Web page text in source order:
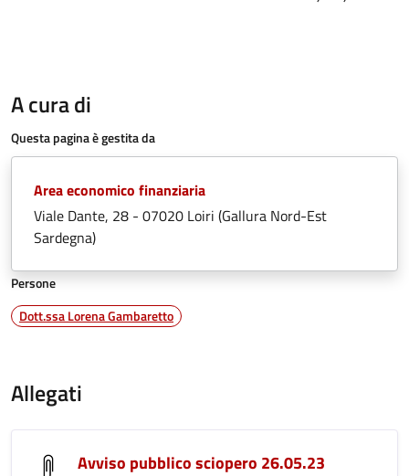
A cura di
Questa pagina è gestita da
Area economico finanziaria
Viale Dante, 28 - 07020 Loiri (Gallura Nord-Est
Sardegna)
Persone
Dott.ssa Lorena Gambaretto
Allegati
Avviso pubblico sciopero 26.05.23